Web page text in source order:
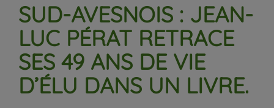
SUD-AVESNOIS : JEAN-
LUC PÉRAT RETRACE
SES 49 ANS DE VIE
D’ÉLU DANS UN LIVRE.